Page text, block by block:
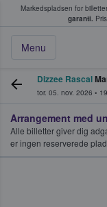
Markedspladsen for
garanti.
Menu
køber og
Dizzee Rascal
tor. 05. nov. 2026 •
Arrangement med
Alle billetter giver dig
er ingen reserverede